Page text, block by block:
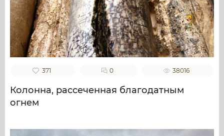
371 0 38016
Колонна, рассеченная благодатным
огнем